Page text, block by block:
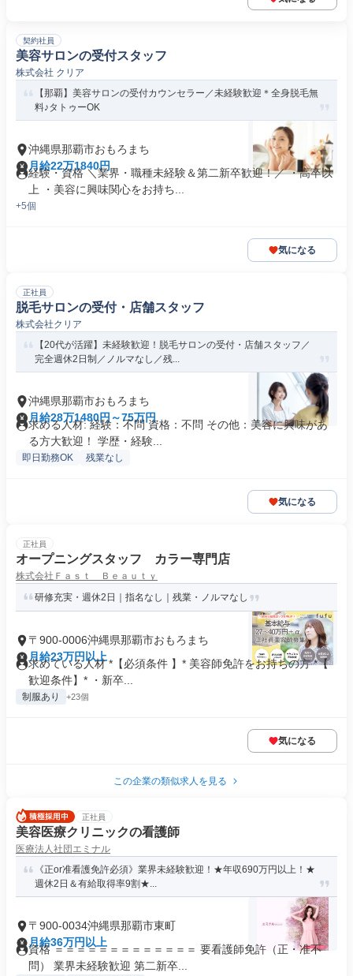
契約社員
美容サロンの受付スタッフ
株式会社 クリア
【那覇】美容サロンの受付カウンセラー／未経験歓迎＊全身脱毛無
料♪タトゥーOK
沖縄県那覇市おもろまち
月給22万1840円
経験・資格 ＼業界・職種未経験＆第二新卒歓迎！／ ・高卒以
上 ・美容に興味関心をお持ち...
+5個
気になる
正社員
脱毛サロンの受付・店舗スタッフ
株式会社クリア
【20代が活躍】未経験歓迎！脱毛サロンの受付・店舗スタッフ／
完全週休2日制／ノルマなし／残...
沖縄県那覇市おもろまち
月給28万1480円～75万円
求める人材: 経験：不問 資格：不問 その他：美容に興味があ
る方大歓迎！ 学歴・経験...
即日勤務OK 残業なし
気になる
正社員
オープニングスタッフ カラー専門店
株式会社Ｆａｓｔ Ｂｅａｕｔｙ
研修充実・週休2日｜指名なし｜残業・ノルマなし
〒900-0006沖縄県那覇市おもろまち
月給23万円以上
求めている人材 *【必須条件 】* 美容師免許をお持ちの方 *【
歓迎条件】* ・新卒...
制服あり +23個
気になる
この企業の類似求人を見る
正社員
美容医療クリニックの看護師
医療法人社団エミナル
《正or准看護免許必須》業界未経験歓迎！★年収690万円以上！★
週休2日＆有給取得率9割★...
〒900-0034沖縄県那覇市東町
月給36万円以上
資格 ＝＝＝＝＝＝＝＝＝＝＝＝＝ 要看護師免許（正・准不
問） 業界未経験歓迎 第二新卒...